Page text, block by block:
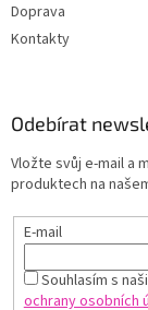
Doprava
Kontakty
Odebírat
Vložte svůj e-mail a
produktech na
E-mail
Souhlasím s
ochrany osobních